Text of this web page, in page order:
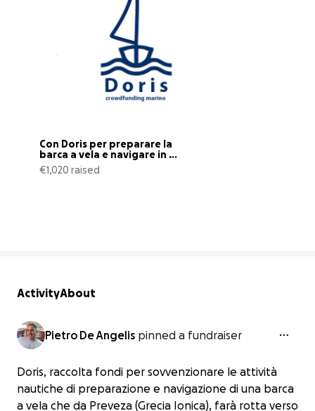
Con Doris per preparare la
barca a vela e navigare in
Grecia
€1,020 raised
ActivityAbout
Pietro De Angelis pinned a fundraiser
Doris, raccolta fondi per sovvenzionare le attività
nautiche di preparazione e navigazione di una barca
a vela che da Preveza (Grecia Ionica), farà rotta verso